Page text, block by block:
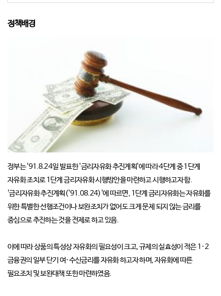
정책배경
정부는 '91.8.24일 발표한 '금리자유화 추진계획'에 따라 4단계 중 1단계
자유화 조치로 1단계 금리자유화 시행방안을 마련하고 시행하고자 함.
'금리자유화 추진계획('91.08.24)'에 따르면, 1단계 금리자유화는 자유화를
위한 특별한 선행조건이나 보완조치가 없어도 크게 문제 되지 않는 금리를
중심으로 추진하는 것을 전제로 하고 있음.
이에 따라 상품의 특성상 자유화의 필요성이 크고, 규제의 실효성이 적은 1·2
금융권의 일부 단기 여·수신금리를 자유화 하고자 하며, 자유화에 따른
필요조치 및 보완대책 또한 마련하였음.